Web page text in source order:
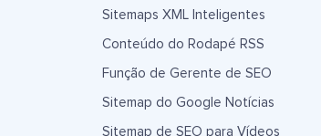
Sitemaps XML Inteligentes
Conteúdo do Rodapé RSS
Função de Gerente de SEO
Sitemap do Google Notícias
Sitemap de SEO para Vídeos